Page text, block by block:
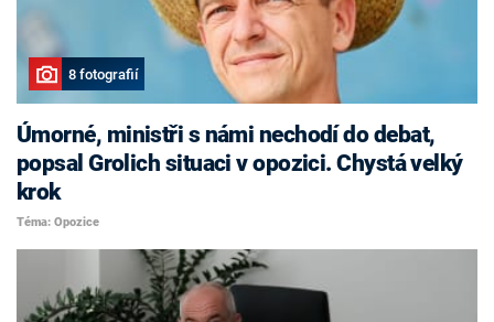
8 fotografií
Úmorné, ministři s námi nechodí do debat,
popsal Grolich situaci v opozici. Chystá velký
krok
Téma: Opozice